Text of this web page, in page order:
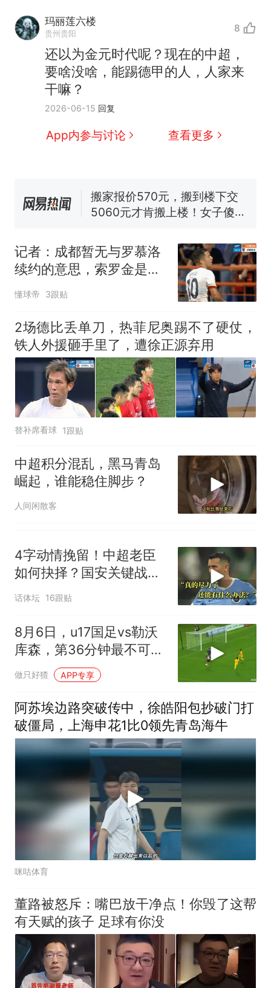
玛丽莲六楼
贵州贵阳 8
还以为金元时代呢？现在的中超，
要啥没啥，能踢德甲的人，人家来
干嘛？
2026-06-15 回复
App内参与讨论 查看更多
全部作废，公平么？
新 全球唯一没有法定首都的国
了……
视频丨只要一枚命中就能让航
母瘫痪 轰-6J实力有多强？
电力部门回应
佛山一中学招聘物理教师，笔
试前13名均遭淘汰？教育局：
已叫停招聘，成立调查组全面
十多万人报名的考试，成绩
记者：成都暂无与罗慕洛
续约的意思，索罗金是中
超薪水最高的中卫
懂球帝 3跟贴
2场德比丢单刀，热菲尼奥踢不了硬仗，
铁人外援砸手里了，遭徐正源弃用
替补席看球 1跟贴
中超积分混乱，黑马青岛
崛起，谁能稳住脚步？
人间闲散客
4字动情挽留！中超老臣
如何抉择？国安关键战：
37岁功臣再度封神
话体坛 16跟贴
8月6日，u17国足vs勒沃
库森，第36分钟最不可思
议的进球出现了！
做只好猹 APP专享
阿苏埃边路突破传中，徐皓阳包抄破门打
破僵局，上海申花1比0领先青岛海牛
咪咕体育
董路被怒斥：嘴巴放干净点！你毁了这帮
有天赋的孩子 足球有你没